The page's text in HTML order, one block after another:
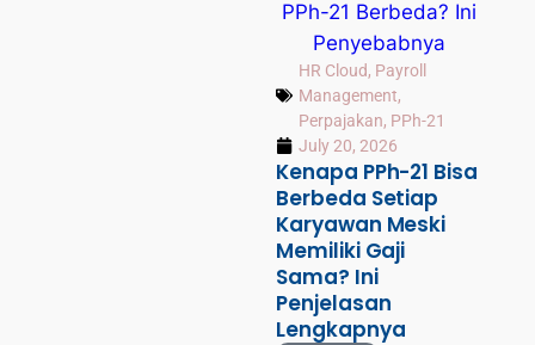
HR Cloud, Payroll
Management,
Perpajakan, PPh-21
July 20, 2026
Kenapa PPh-21 Bisa
Berbeda Setiap
Karyawan Meski
Memiliki Gaji
Sama? Ini
Penjelasan
Lengkapnya